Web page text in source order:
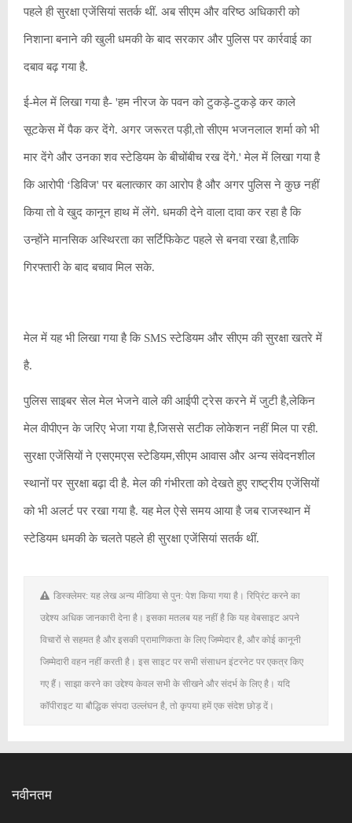
पहले ही सुरक्षा एजेंसियां सतर्क थीं. अब सीएम और वरिष्ठ अधिकारी को
निशाना बनाने की खुली धमकी के बाद सरकार और पुलिस पर कार्रवाई का
दबाव बढ़ गया है.
ई-मेल में लिखा गया है- 'हम नीरज के पवन को टुकड़े-टुकड़े कर काले
सूटकेस में पैक कर देंगे. अगर जरूरत पड़ी,तो सीएम भजनलाल शर्मा को भी
मार देंगे और उनका शव स्टेडियम के बीचोंबीच रख देंगे.' मेल में लिखा गया है
कि आरोपी ‘डिविज' पर बलात्कार का आरोप है और अगर पुलिस ने कुछ नहीं
किया तो वे खुद कानून हाथ में लेंगे. धमकी देने वाला दावा कर रहा है कि
उन्होंने मानसिक अस्थिरता का सर्टिफिकेट पहले से बनवा रखा है,ताकि
गिरफ्तारी के बाद बचाव मिल सके.
मेल में यह भी लिखा गया है कि SMS स्टेडियम और सीएम की सुरक्षा खतरे में
है.
पुलिस साइबर सेल मेल भेजने वाले की आईपी ट्रेस करने में जुटी है,लेकिन
मेल वीपीएन के जरिए भेजा गया है,जिससे सटीक लोकेशन नहीं मिल पा रही.
सुरक्षा एजेंसियों ने एसएमएस स्टेडियम,सीएम आवास और अन्य संवेदनशील
स्थानों पर सुरक्षा बढ़ा दी है. मेल की गंभीरता को देखते हुए राष्ट्रीय एजेंसियों
को भी अलर्ट पर रखा गया है. यह मेल ऐसे समय आया है जब राजस्थान में
स्टेडियम धमकी के चलते पहले ही सुरक्षा एजेंसियां सतर्क थीं.
डिस्क्लेमर: यह लेख अन्य मीडिया से पुन: पेश किया गया है। रिप्रिंट करने का
उद्देश्य अधिक जानकारी देना है। इसका मतलब यह नहीं है कि यह वेबसाइट अपने
विचारों से सहमत है और इसकी प्रामाणिकता के लिए जिम्मेदार है, और कोई कानूनी
जिम्मेदारी वहन नहीं करती है। इस साइट पर सभी संसाधन इंटरनेट पर एकत्र किए
गए हैं। साझा करने का उद्देश्य केवल सभी के सीखने और संदर्भ के लिए है। यदि
कॉपीराइट या बौद्धिक संपदा उल्लंघन है, तो कृपया हमें एक संदेश छोड़ दें।
नवीनतम